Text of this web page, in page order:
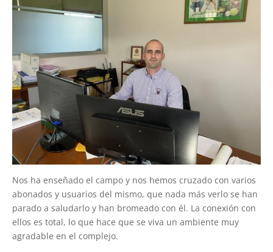
Nos ha enseñado el campo y nos hemos cruzado con varios
abonados y usuarios del mismo, que nada más verlo se han
parado a saludarlo y han bromeado con él. La conexión con
ellos es total, lo que hace que se viva un ambiente muy
agradable en el complejo.